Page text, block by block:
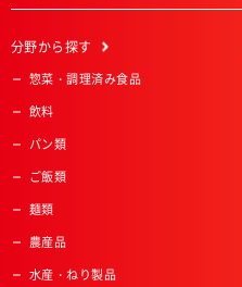
分野から探す
惣菜・調理済み食品
飲料
パン類
ご飯類
麺類
農産品
水産・ねり製品